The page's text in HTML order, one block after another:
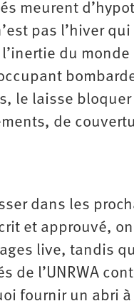
meurent
pas l’hiver
du
le laisse bloquer
de
dans les
et approuvé,
live, tandis
de l’UNRWA
fournir un abri à